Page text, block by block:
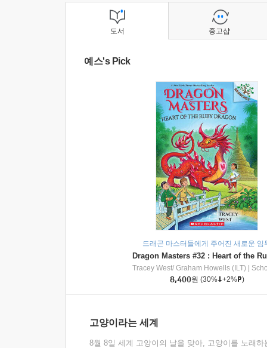
도서
예스's Pick
드래곤 마스터들에게 주어진 새로운 임
Tracey West/ Graham Howells (ILT)
8,400원 (30% +2% )
고양이라는 세계
8월 8일 세계 고양이의 날을 맞아, 고양이를 노래하
중고샵